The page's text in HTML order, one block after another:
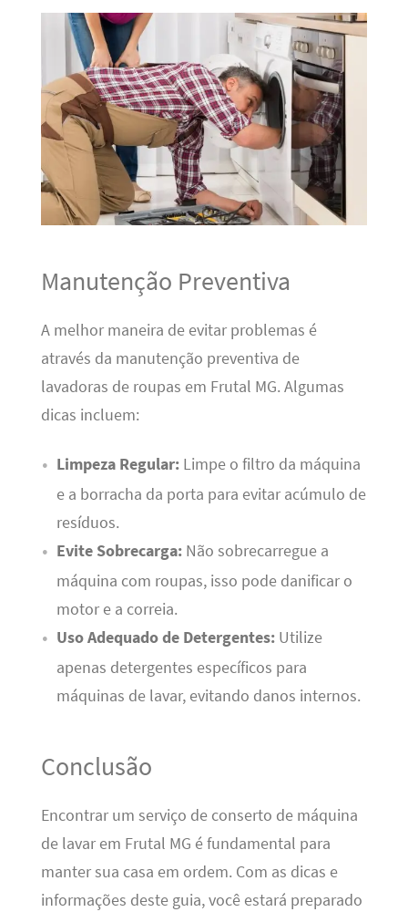
Manutenção Preventiva
A melhor maneira de evitar problemas é
através da manutenção preventiva de
lavadoras de roupas em Frutal MG. Algumas
dicas incluem:
Limpeza Regular:Limpe o filtro da máquina
e a borracha da porta para evitar acúmulo de
resíduos.
Evite Sobrecarga:Não sobrecarregue a
máquina com roupas, isso pode danificar o
motor e a correia.
Uso Adequado de Detergentes:Utilize
apenas detergentes específicos para
máquinas de lavar, evitando danos internos.
Conclusão
Encontrar um serviço de conserto de máquina
de lavar em Frutal MG é fundamental para
manter sua casa em ordem. Com as dicas e
informações deste guia, você estará preparado